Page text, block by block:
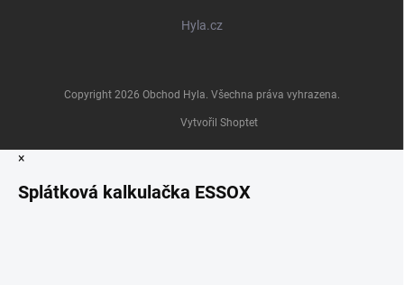
Hyla.cz
Vytvořil Shoptet
Copyright 2026 Obchod Hyla. Všechna práva vyhrazena.
×
Splátková kalkulačka ESSOX